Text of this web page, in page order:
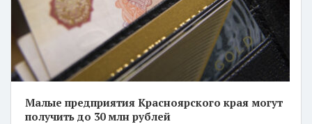
Малые предприятия Красноярского края могут
получить до 30 млн рублей